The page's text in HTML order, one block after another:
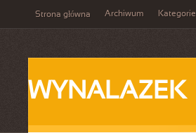
Strona główna Archiwum Kategorie
WYNALAZEK